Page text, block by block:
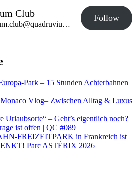
Club
@quadruvium.club@quadruvium.club
Follow
Park – 15 Stunden Achterbahnen
Vlog– Zwischen Alltag & Luxus
Urlaubsorte“ – Geht’s eigentlich noch?
ist offen | QC #089
FREIZEITPARK in Frankreich ist
Parc ASTÉRIX 2026